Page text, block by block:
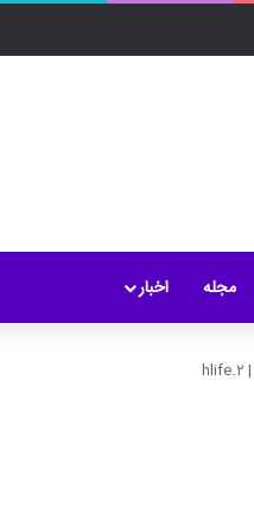
مجله اخبار
|hlife.۲